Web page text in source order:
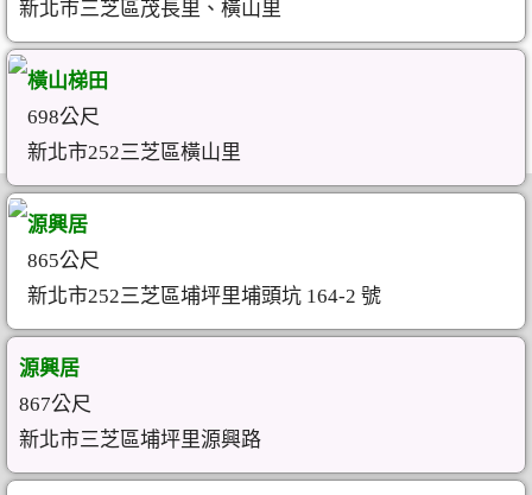
新北市三芝區茂長里、橫山里
橫山梯田
698公尺
新北市252三芝區橫山里
源興居
865公尺
新北市252三芝區埔坪里埔頭坑 164-2 號
源興居
867公尺
新北市三芝區埔坪里源興路